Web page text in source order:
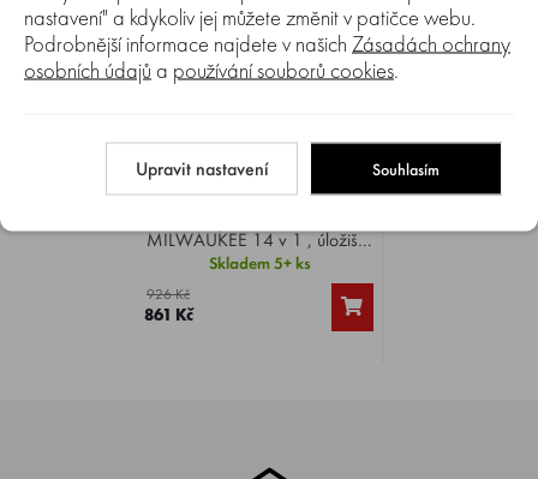
0%
Porovnat
Multibitový šroubovák
MILWAUKEE 14 v 1
MILWAUKEE 14 v 1 , úložiště
bitů v rukojeti pro rychlý a
Skladem 5+ ks
926 Kč
861 Kč
nastavení" a kdykoliv jej můžete změnit v patičce webu.
Podrobnější informace najdete v našich Zásadách ochrany
osobních údajů a používání souborů cookies.
Upravit nastavení Souhlasím